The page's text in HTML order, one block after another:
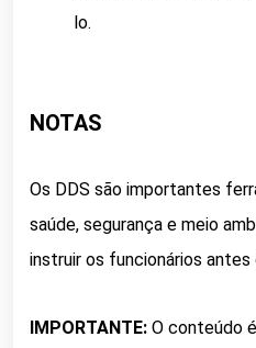
lo.
NOTAS
Os DDS são importantes
saúde, segurança e meio
instruir os funcionários antes
IMPORTANTE: O conteúdo